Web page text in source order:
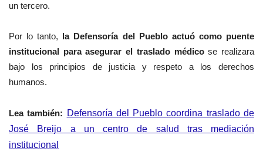
un tercero.
Por lo tanto, la Defensoría del Pueblo actuó como puente
institucional para asegurar el traslado médicose realizara
bajo los principios de justicia y respeto a los derechos
humanos.
Lea también: Defensoría del Pueblo coordina traslado de
José Breijo a un centro de salud tras mediación
institucional